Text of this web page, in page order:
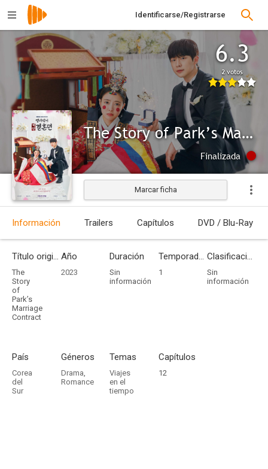
Identificarse/Registrarse
6.3
2 votos
The Story of Park’s Marriage Contract
Finalizada
Marcar ficha
Información Trailers Capítulos DVD / Blu-Ray
Título original
The
Story
of
Park’s
Marriage
Contract
Año
2023
Duración
Sin
información
Temporadas
1
Clasificación por edades
Sin
información
País
Corea
del
Sur
Géneros
Drama,
Romance
Temas
Viajes
en el
tiempo
Capítulos
12